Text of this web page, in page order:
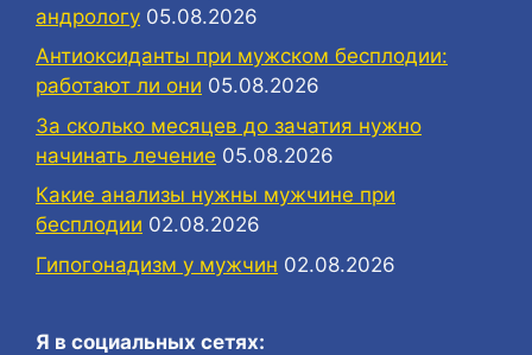
андрологу 05.08.2026
Антиоксиданты при мужском бесплодии:
работают ли они 05.08.2026
За сколько месяцев до зачатия нужно
начинать лечение 05.08.2026
Какие анализы нужны мужчине при
бесплодии 02.08.2026
Гипогонадизм у мужчин 02.08.2026
Я в социальных сетях: